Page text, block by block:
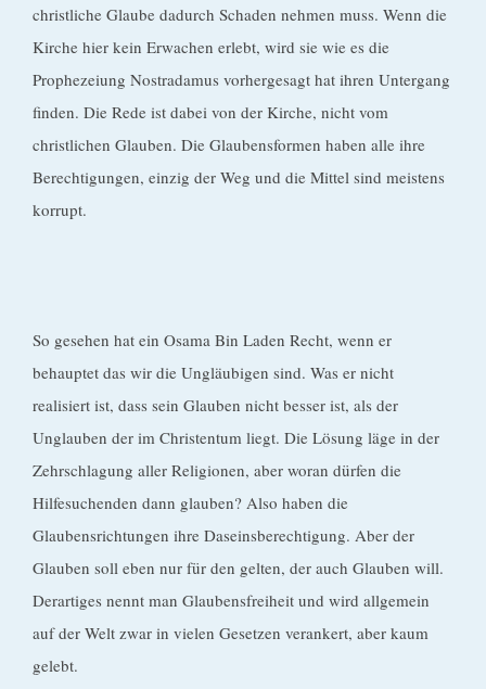
christliche Glaube dadurch Schaden nehmen muss. Wenn die
Kirche hier kein Erwachen erlebt, wird sie wie es die
Prophezeiung Nostradamus vorhergesagt hat ihren Untergang
finden. Die Rede ist dabei von der Kirche, nicht vom
christlichen Glauben. Die Glaubensformen haben alle ihre
Berechtigungen, einzig der Weg und die Mittel sind meistens
korrupt.
So gesehen hat ein Osama Bin Laden Recht, wenn er
behauptet das wir die Ungläubigen sind. Was er nicht
realisiert ist, dass sein Glauben nicht besser ist, als der
Unglauben der im Christentum liegt. Die Lösung läge in der
Zehrschlagung aller Religionen, aber woran dürfen die
Hilfesuchenden dann glauben? Also haben die
Glaubensrichtungen ihre Daseinsberechtigung. Aber der
Glauben soll eben nur für den gelten, der auch Glauben will.
Derartiges nennt man Glaubensfreiheit und wird allgemein
auf der Welt zwar in vielen Gesetzen verankert, aber kaum
gelebt.